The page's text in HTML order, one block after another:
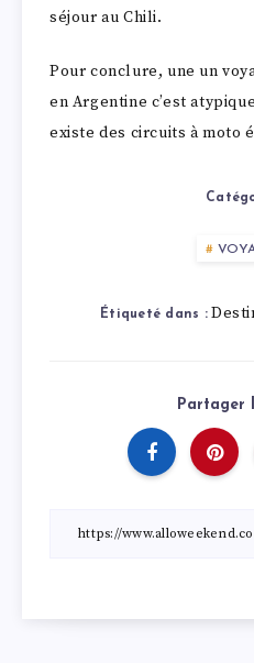
séjour au Chili.
Pour conclure, une un
en Argentine c’est
existe des circuits à moto
Étiqueté dans :
Partager